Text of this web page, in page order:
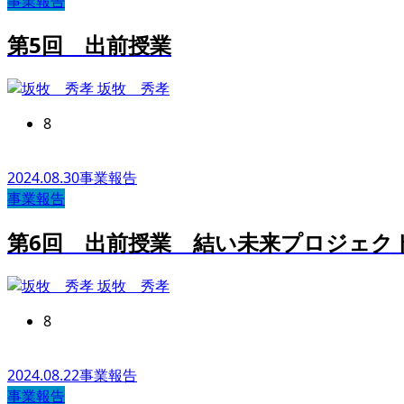
第5回 出前授業
坂牧 秀孝
8
2024.08.30事業報告
事業報告
第6回 出前授業 結い未来プロジェク
坂牧 秀孝
8
2024.08.22事業報告
事業報告